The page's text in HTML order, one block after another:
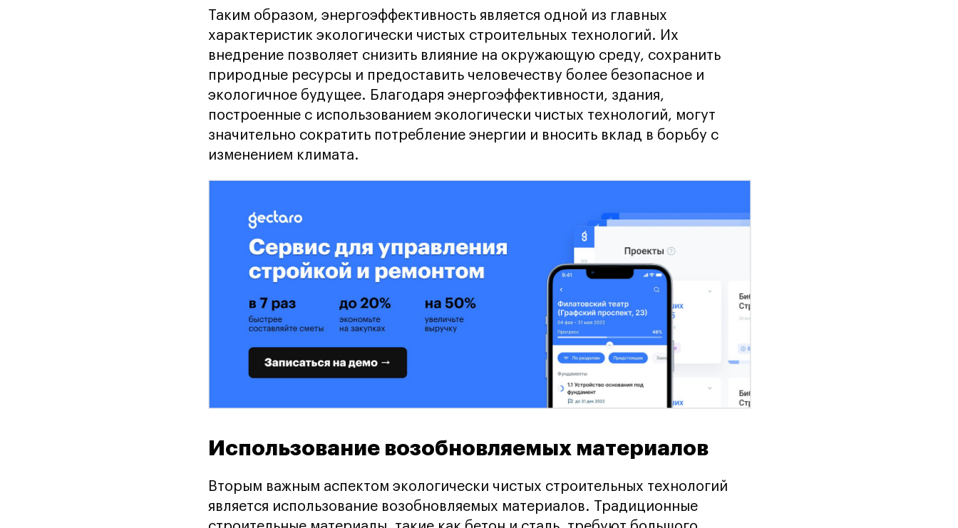
Таким образом, энергоэффективность является одной из главных
характеристик экологически чистых строительных технологий. Их
внедрение позволяет снизить влияние на окружающую среду, сохранить
природные ресурсы и предоставить человечеству более безопасное и
экологичное будущее. Благодаря энергоэффективности, здания,
построенные с использованием экологически чистых технологий, могут
значительно сократить потребление энергии и вносить вклад в борьбу с
изменением климата.
Использование возобновляемых материалов
Вторым важным аспектом экологически чистых строительных технологий
является использование возобновляемых материалов. Традиционные